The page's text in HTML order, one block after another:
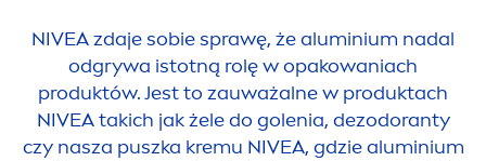
NIVEAzdaje sobie sprawę, że aluminium nadal
odgrywa istotną rolę w opakowaniach
produktów. Jest to zauważalne w produktach
NIVEAtakich jak żele do golenia, dezodoranty
czy nasza puszka kremu NIVEA, gdzie aluminium